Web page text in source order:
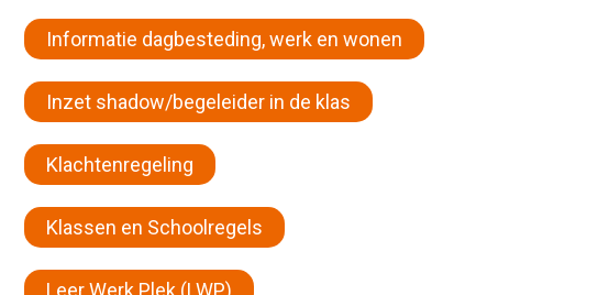
Informatie dagbesteding, werk en wonen
Inzet shadow/begeleider in de klas
Klachtenregeling
Klassen en Schoolregels
Leer Werk Plek (LWP)